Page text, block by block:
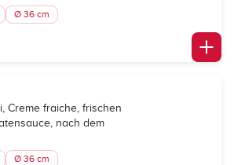
Ø 36 cm
Creme fraiche, frischen
nach dem
Ø 36 cm